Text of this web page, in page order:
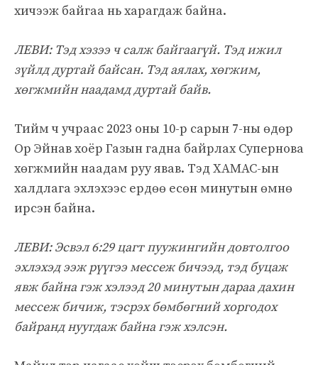
хичээж байгаа нь харагдаж байна.
ЛЕВИ: Тэд хэзээ ч салж байгаагүй. Тэд ижил
зүйлд дуртай байсан. Тэд аялах, хөгжим,
хөгжмийн наадамд дуртай байв.
Тийм ч учраас 2023 оны 10-р сарын 7-ны өдөр
Ор Эйнав хоёр Газын гадна байрлах Супернова
хөгжмийн наадам руу явав. Тэд ХАМАС-ын
халдлага эхлэхээс ердөө есөн минутын өмнө
ирсэн байна.
ЛЕВИ: Эсвэл 6:29 цагт пуужингийн довтолгоо
эхлэхэд ээж рүүгээ мессеж бичээд, тэд буцаж
явж байна гэж хэлээд 20 минутын дараа дахин
мессеж бичиж, тэсрэх бөмбөгний хоргодох
байранд нуугдаж байна гэж хэлсэн.